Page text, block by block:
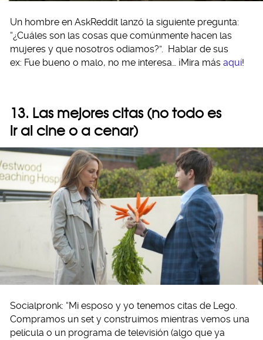
Un hombre en AskReddit lanzó la siguiente pregunta:
“¿Cuáles son las cosas que comúnmente hacen las
mujeres y que nosotros odiamos?”. Hablar de sus
ex: Fue bueno o malo, no me interesa… ¡Mira más aquí!
13. Las mejores citas (no todo es
ir al cine o a cenar)
Socialpronk: “Mi esposo y yo tenemos citas de Lego.
Compramos un set y construimos mientras vemos una
película o un programa de televisión (algo que ya